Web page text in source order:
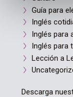
Guía para
Inglés
Inglés para
Inglés para
Lección a
Descarga